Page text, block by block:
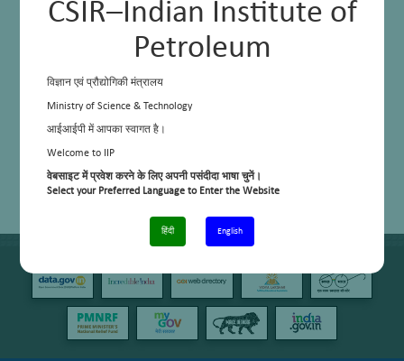
CSIR–Indian Institute of
Petroleum
विज्ञान एवं प्रौद्योगिकी मंत्रालय
Ministry of Science & Technology
आईआईपी में आपका स्वागत है।
Welcome to IIP
वेबसाइट में प्रवेश करने के लिए अपनी पसंदीदा भाषा चुनें।
Select your Preferred Language to Enter the Website
हिंदी English